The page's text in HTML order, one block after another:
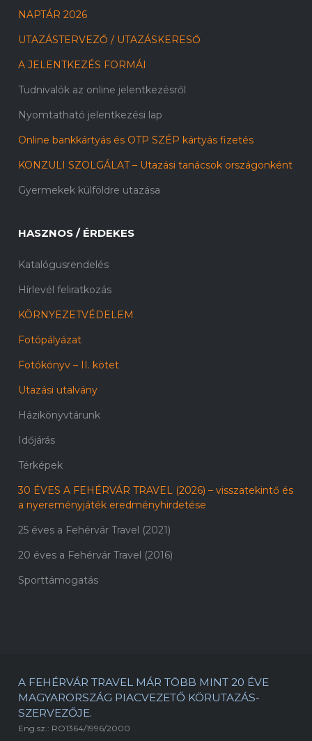
NAPTÁR 2026
UTAZÁSTERVEZŐ / UTAZÁSKERESŐ
A JELENTKEZÉS FORMÁI
Tudnivalók az online jelentkezésről
Nyomtatható jelentkezési lap
Online bankkártyás és OTP SZÉP kártyás fizetés
KONZULI SZOLGÁLAT – Utazási tanácsok országonként
Gyermekek külföldre utazása
HASZNOS / ÉRDEKES
Katalógusrendelés
Hírlevél feliratkozás
KÖRNYEZETVÉDELEM
Fotópályázat
Fotókönyv – II. kötet
Utazási utalvány
Házikönyvtárunk
Időjárás
Térképek
30 ÉVES A FEHÉRVÁR TRAVEL (2026) – visszatekintő és
a nyereményjáték eredményhirdetése
25 éves a Fehérvár Travel (2021)
20 éves a Fehérvár Travel (2016)
Sporttámogatás
A FEHÉRVÁR TRAVEL MÁR TÖBB MINT 20 ÉVE
MAGYARORSZÁG PIACVEZETŐ KÖRUTAZÁS-
SZERVEZŐJE.
Eng.sz.: RO1364/1996/2000